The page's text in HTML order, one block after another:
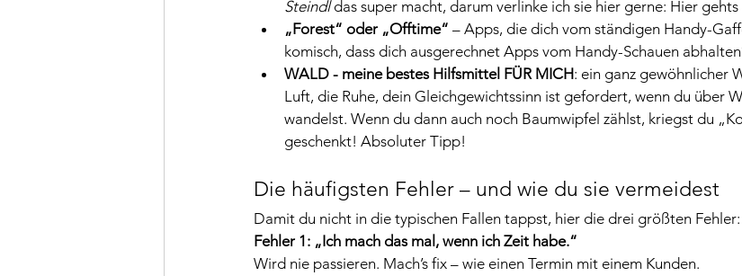
Steindl das super macht, darum verlinke ich sie hier gerne: Hier gehts
„Forest“ oder „Offtime“ – Apps, die dich vom ständigen Handy-
komisch, dass dich ausgerechnet Apps vom Handy-Schauen
WALD - meine bestes Hilfsmittel FÜR MICH: ein ganz gewöhnlicher
Luft, die Ruhe, dein Gleichgewichtssinn ist gefordert, wenn du über
wandelst. Wenn du dann auch noch Baumwipfel zählst, kriegst du
geschenkt! Absoluter Tipp!
Die häufigsten Fehler – und wie du sie vermeidest
Damit du nicht in die typischen Fallen tappst, hier die drei größten Fehler:
Fehler 1: „Ich mach das mal, wenn ich Zeit habe.“
Wird nie passieren. Mach’s fix – wie einen Termin mit einem Kunden.